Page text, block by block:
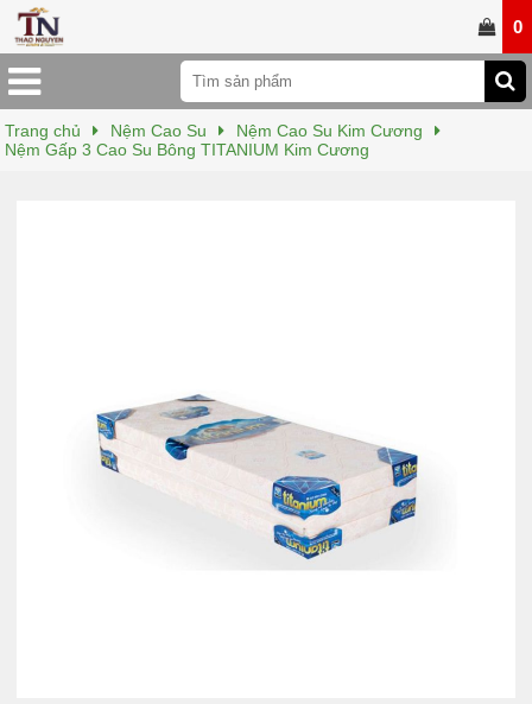
0
Trang chủ Nệm Cao Su
Nệm Cao Su Kim Cương
Nệm Gấp 3 Cao Su Bông TITANIUM Kim Cương